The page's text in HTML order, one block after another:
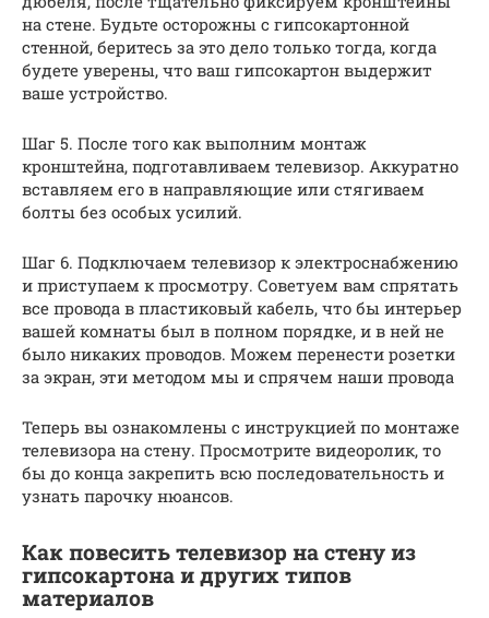
на стене. Будьте осторожны с гипсокартонной
стенной, беритесь за это дело только тогда, когда
будете уверены, что ваш гипсокартон выдержит
ваше устройство.
Шаг 5. После того как выполним монтаж
кронштейна, подготавливаем телевизор. Аккуратно
вставляем его в направляющие или стягиваем
болты без особых усилий.
Шаг 6. Подключаем телевизор к электроснабжению
и приступаем к просмотру. Советуем вам спрятать
все провода в пластиковый кабель, что бы интерьер
вашей комнаты был в полном порядке, и в ней не
было никаких проводов. Можем перенести розетки
за экран, эти методом мы и спрячем наши провода
Теперь вы ознакомлены с инструкцией по монтаже
телевизора на стену. Просмотрите видеоролик, то
бы до конца закрепить всю последовательность и
узнать парочку нюансов.
Как повесить телевизор на стену из
гипсокартона и других типов
материалов